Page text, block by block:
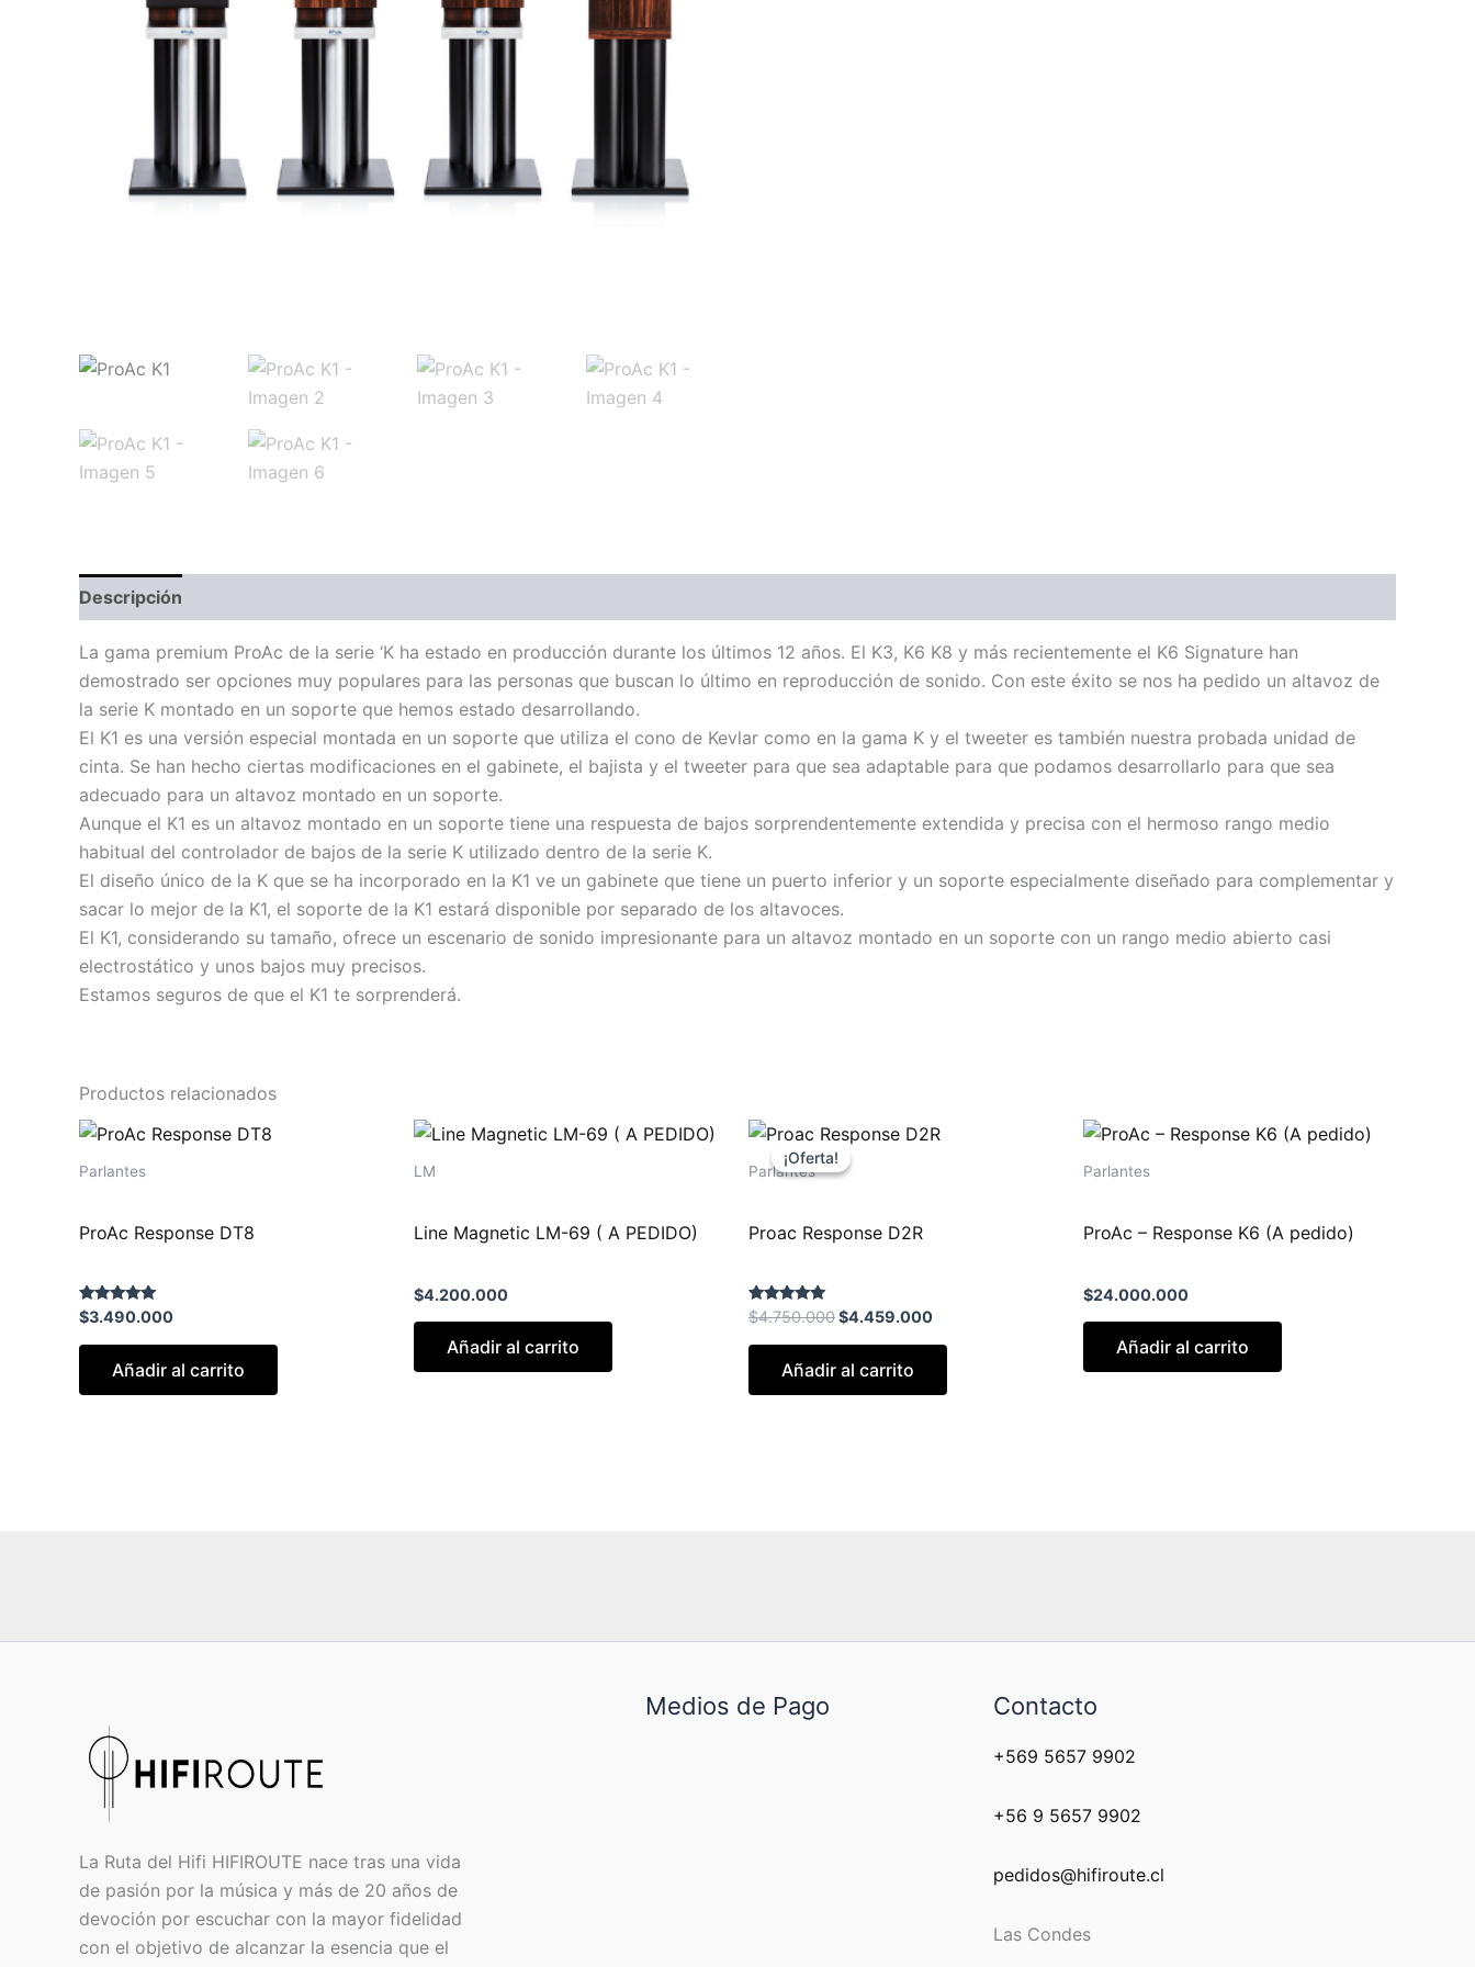
Descripción
La gama premium ProAc de la serie ‘K ha estado en producción durante los últimos 12 años. El K3, K6 K8 y más recientemente el K6 Signature han
demostrado ser opciones muy populares para las personas que buscan lo último en reproducción de sonido. Con este éxito se nos ha pedido un altavoz de
la serie K montado en un soporte que hemos estado desarrollando.
El K1 es una versión especial montada en un soporte que utiliza el cono de Kevlar como en la gama K y el tweeter es también nuestra probada unidad de
cinta. Se han hecho ciertas modificaciones en el gabinete, el bajista y el tweeter para que sea adaptable para que podamos desarrollarlo para que sea
adecuado para un altavoz montado en un soporte.
Aunque el K1 es un altavoz montado en un soporte tiene una respuesta de bajos sorprendentemente extendida y precisa con el hermoso rango medio
habitual del controlador de bajos de la serie K utilizado dentro de la serie K.
El diseño único de la K que se ha incorporado en la K1 ve un gabinete que tiene un puerto inferior y un soporte especialmente diseñado para complementar y
sacar lo mejor de la K1, el soporte de la K1 estará disponible por separado de los altavoces.
El K1, considerando su tamaño, ofrece un escenario de sonido impresionante para un altavoz montado en un soporte con un rango medio abierto casi
electrostático y unos bajos muy precisos.
Estamos seguros de que el K1 te sorprenderá.
Productos relacionados
Parlantes
ProAc Response DT8
Valorado con
5.00
de 5
$3.490.000
Añadir al carrito
LM
Line Magnetic LM-69 ( A PEDIDO)
$4.200.000
Añadir al carrito
¡Oferta!
¡Oferta!
Parlantes
Proac Response D2R
Valorado con
5.00
de 5
$4.750.000
El
precio
original
$4.459.000
El
Añadir al carrito
Parlantes
ProAc – Response K6 (A pedido)
$24.000.000
Añadir al carrito
La Ruta del Hifi HIFIROUTE nace tras una vida
de pasión por la música y más de 20 años de
devoción por escuchar con la mayor fidelidad
con el objetivo de alcanzar la esencia que el
Medios de Pago Contacto
+569 5657 9902
+56 9 5657 9902
pedidos@hifiroute.cl
Las Condes